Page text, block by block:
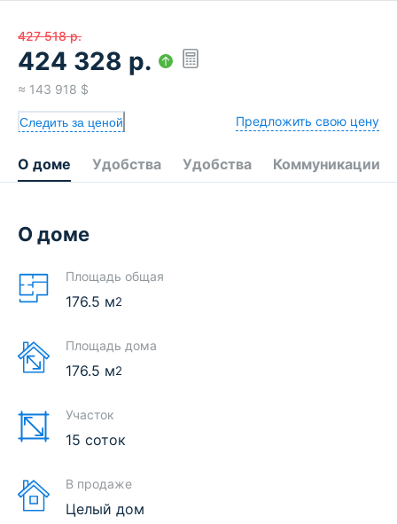
427 518 р.
424 328 р.
≈ 143 918 $
Следить за ценой Предложить свою цену
О доме Удобства Удобства Коммуникации
О доме
Площадь общая
176.5 м2
Площадь дома
176.5 м2
Участок
15 соток
В продаже
Целый дом